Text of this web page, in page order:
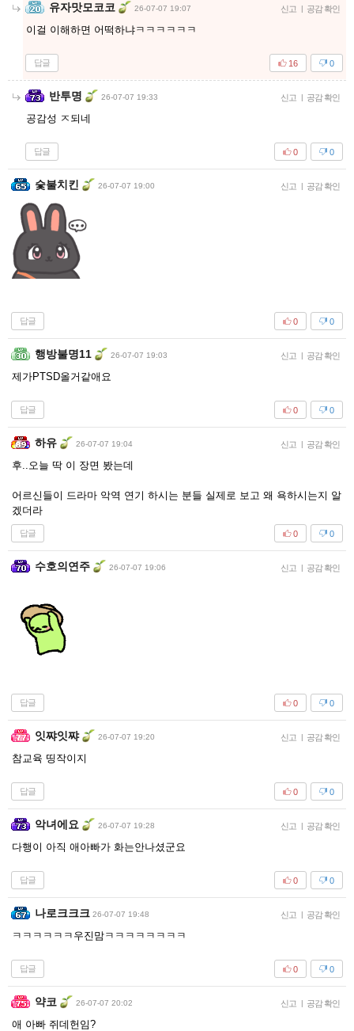
유자맛모코코 26-07-07 19:07 신고 | 공감 확인
이걸 이해하면 어떡하냐ㅋㅋㅋㅋㅋㅋ
답글 0
16
반투명 26-07-07 19:33 신고 | 공감 확인
공감성 ㅈ되네
답글 0
0
숯불치킨 26-07-07 19:00 신고 | 공감 확인
답글 0
0
행방불명11 26-07-07 19:03 신고 | 공감 확인
제가PTSD올거같애요
답글 0
0
하유 26-07-07 19:04 신고 | 공감 확인
후..오늘 딱 이 장면 봤는데
어르신들이 드라마 악역 연기 하시는 분들 실제로 보고 왜 욕하시는지 알
겠더라
답글 0
0
수호의연주 26-07-07 19:06 신고 | 공감 확인
답글 0
0
잇쨔잇쨔 26-07-07 19:20 신고 | 공감 확인
참교육 띵작이지
답글 0
0
악녀에요 26-07-07 19:28 신고 | 공감 확인
다행이 아직 애아빠가 화는안나셨군요
답글 0
0
나로크크크 26-07-07 19:48 신고 | 공감 확인
ㅋㅋㅋㅋㅋㅋ우진맘ㅋㅋㅋㅋㅋㅋㅋㅋ
답글 0
0
약코 26-07-07 20:02 신고 | 공감 확인
애 아빠 쥐데헌임?